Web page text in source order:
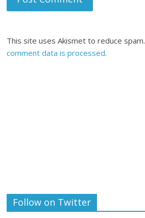
This site uses Akismet to reduce spam.
comment data is processed.
Follow on Twitter